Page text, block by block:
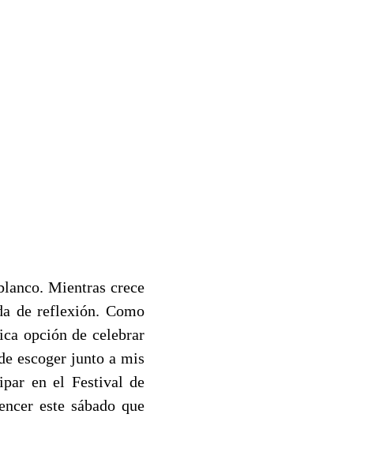
Mientras crece
de reflexión. Como
opción de celebrar
escoger junto a mis
en el Festival de
este sábado que